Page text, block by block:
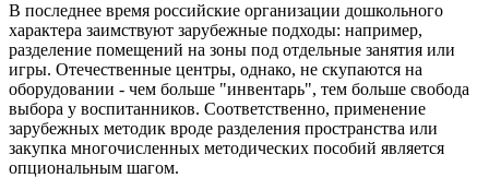
В последнее время российские организации дошкольного
характера заимствуют зарубежные подходы: например,
разделение помещений на зоны под отдельные занятия или
игры. Отечественные центры, однако, не скупаются на
оборудовании - чем больше "инвентарь", тем больше свобода
выбора у воспитанников. Соответственно, применение
зарубежных методик вроде разделения пространства или
закупка многочисленных методических пособий является
опциональным шагом.